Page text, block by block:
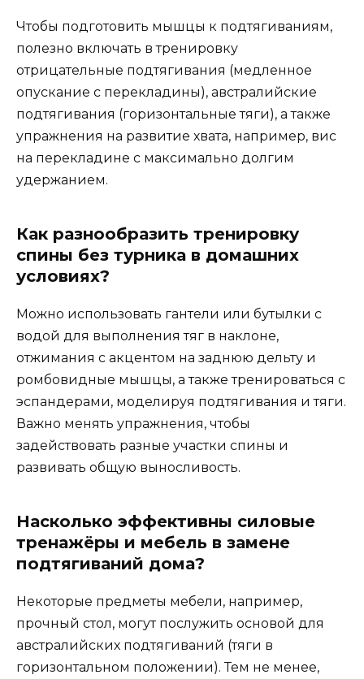
Чтобы подготовить мышцы к подтягиваниям,
полезно включать в тренировку
отрицательные подтягивания (медленное
опускание с перекладины), австралийские
подтягивания (горизонтальные тяги), а также
упражнения на развитие хвата, например, вис
на перекладине с максимально долгим
удержанием.
Как разнообразить тренировку
спины без турника в домашних
условиях?
Можно использовать гантели или бутылки с
водой для выполнения тяг в наклоне,
отжимания с акцентом на заднюю дельту и
ромбовидные мышцы, а также тренироваться с
эспандерами, моделируя подтягивания и тяги.
Важно менять упражнения, чтобы
задействовать разные участки спины и
развивать общую выносливость.
Насколько эффективны силовые
тренажёры и мебель в замене
подтягиваний дома?
Некоторые предметы мебели, например,
прочный стол, могут послужить основой для
австралийских подтягиваний (тяги в
горизонтальном положении). Тем не менее,